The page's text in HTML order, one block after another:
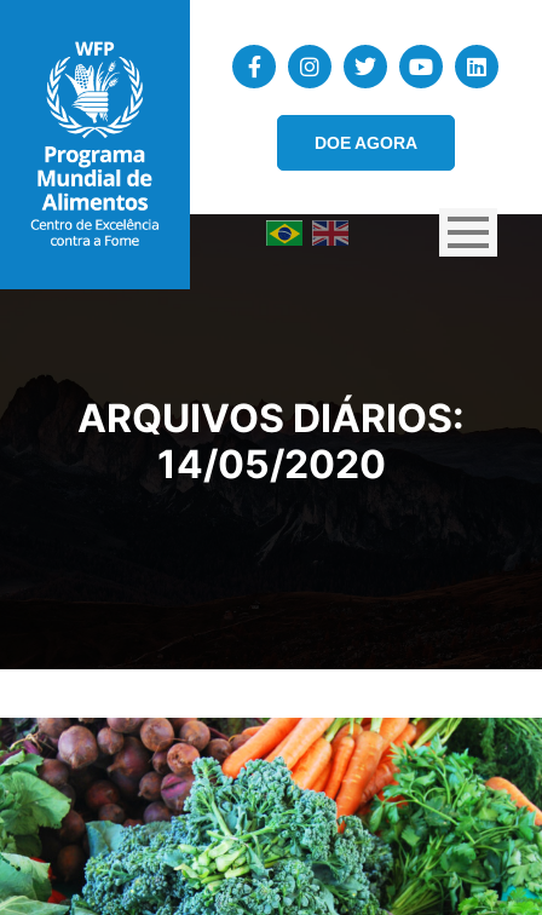
DOE AGORA
ARQUIVOS DIÁRIOS:
14/05/2020